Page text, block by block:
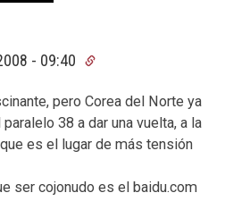
- 09:40
pero Corea del Norte ya
38 a dar una vuelta, a la
es el lugar de más tensión
ser cojonudo es el baidu.com